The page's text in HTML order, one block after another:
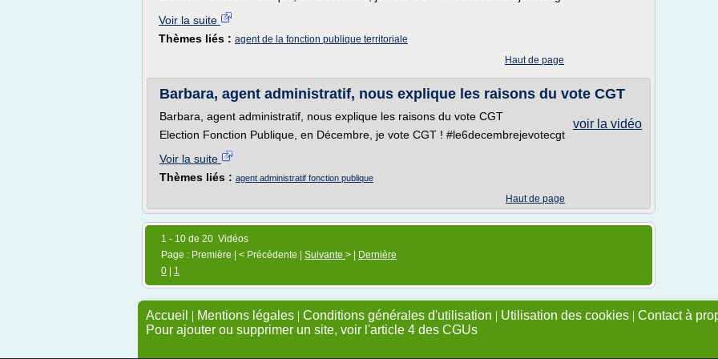
Voir la suite
Thèmes liés : agent de la fonction publique territoriale
Haut de page
Barbara, agent administratif, nous explique les raisons du vote CGT
voir la vidéo
Barbara, agent administratif, nous explique les raisons du vote CGT
Election Fonction Publique, en Décembre, je vote CGT ! #le6decembrejevotecgt
Voir la suite
Thèmes liés : agent administratif fonction publique
Haut de page
1 - 10 de 20 Vidéos
Page : Première | < Précédente | Suivante > |
Dernière
0
1
Accueil | Mentions légales | Conditions générales d'utilisation | Utilisation des cookies | Contact à
Pour ajouter ou supprimer un site, voir l'article 4 des CGUs